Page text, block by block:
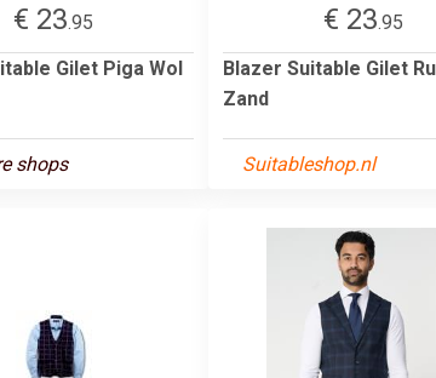
€ 23.95
Gilet Piga Wol
shops
€ 23.95
Blazer Suitable Gilet
Zand
Suitableshop.nl